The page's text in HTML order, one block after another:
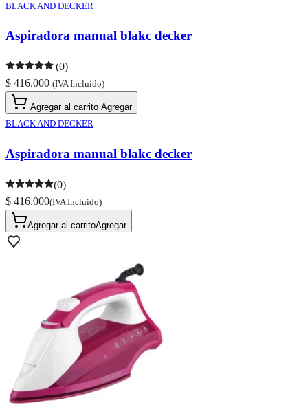
BLACK AND DECKER
Aspiradora manual blakc decker
(0)
$ 416.000 (IVA Incluido)
Agregar al carrito Agregar
BLACK AND DECKER
Aspiradora manual blakc decker
(0)
$ 416.000(IVA Incluido)
Agregar al carritoAgregar